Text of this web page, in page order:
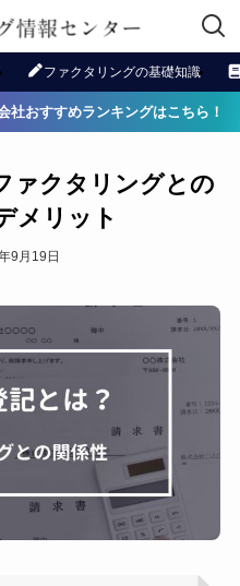
ファクタリングの基礎知識
社おすすめランキングはこちら！
ァクタリングとの
メリット
9月19日